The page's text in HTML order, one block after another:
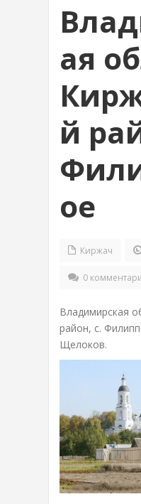
ая
й
ое
Киржач
0
Владимирская
район, с.
Щелоков.